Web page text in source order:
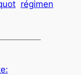
régimen